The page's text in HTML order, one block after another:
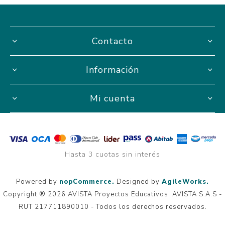
Contacto
Información
Mi cuenta
Hasta 3 cuotas sin interés
Powered by nopCommerce. Designed by AgileWorks.
Copyright ® 2026 AVISTA Proyectos Educativos. AVISTA S.A.S -
RUT 217711890010 - Todos los derechos reservados.